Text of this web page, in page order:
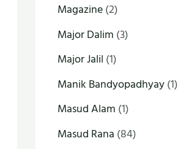
Magazine(2)
Major Dalim (3)
Major Jalil (1)
Manik Bandyopadhyay(1)
Masud Alam (1)
Masud Rana (84)